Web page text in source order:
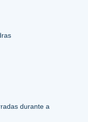
durante a